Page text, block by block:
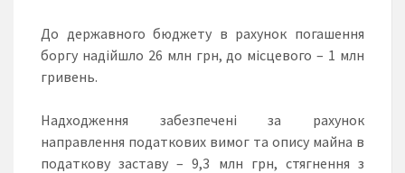
До державного бюджету в рахунок погашення
боргу надійшло 26 млн грн, до місцевого – 1 млн
гривень.
Надходження забезпечені за рахунок
направлення податкових вимог та опису майна в
податкову заставу – 9,3 млн грн, стягнення з